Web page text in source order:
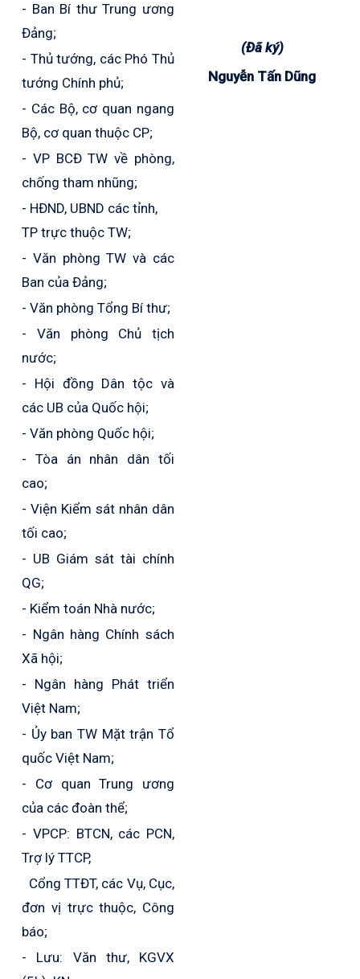
- Ban Bí thư Trung ương
Đảng;
- Thủ tướng, các Phó Thủ
tướng Chính phủ;
- Các Bộ, cơ quan ngang
Bộ, cơ quan thuộc CP;
- VP BCĐ TW về phòng,
chống tham nhũng;
- HĐND, UBND các tỉnh,
TP trực thuộc TW;
- Văn phòng TW và các
Ban của Đảng;
- Văn phòng Tổng Bí thư;
- Văn phòng Chủ tịch
nước;
- Hội đồng Dân tộc và
các UB của Quốc hội;
- Văn phòng Quốc hội;
- Tòa án nhân dân tối
cao;
- Viện Kiểm sát nhân dân
tối cao;
- UB Giám sát tài chính
QG;
- Kiểm toán Nhà nước;
- Ngân hàng Chính sách
Xã hội;
- Ngân hàng Phát triển
Việt Nam;
- Ủy ban TW Mặt trận Tổ
quốc Việt Nam;
- Cơ quan Trung ương
của các đoàn thể;
- VPCP: BTCN, các PCN,
Trợ lý TTCP,
Cổng TTĐT, các Vụ, Cục,
đơn vị trực thuộc, Công
báo;
- Lưu: Văn thư, KGVX
(Đã ký)
Nguyễn Tấn Dũng